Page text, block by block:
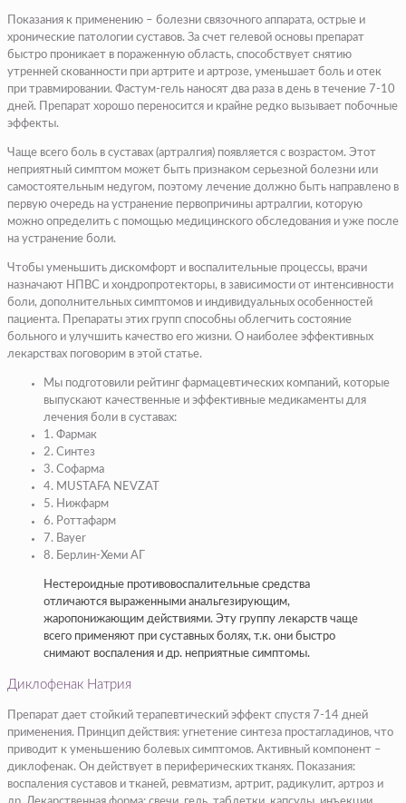
Показания к применению – болезни связочного аппарата, острые и
хронические патологии суставов. За счет гелевой основы препарат
быстро проникает в пораженную область, способствует снятию
утренней скованности при артрите и артрозе, уменьшает боль и отек
при травмировании. Фастум-гель наносят два раза в день в течение 7-10
дней. Препарат хорошо переносится и крайне редко вызывает побочные
эффекты.
Чаще всего боль в суставах (артралгия) появляется с возрастом. Этот
неприятный симптом может быть признаком серьезной болезни или
самостоятельным недугом, поэтому лечение должно быть направлено в
первую очередь на устранение первопричины артралгии, которую
можно определить с помощью медицинского обследования и уже после
на устранение боли.
Чтобы уменьшить дискомфорт и воспалительные процессы, врачи
назначают НПВС и хондропротекторы, в зависимости от интенсивности
боли, дополнительных симптомов и индивидуальных особенностей
пациента. Препараты этих групп способны облегчить состояние
больного и улучшить качество его жизни. О наиболее эффективных
лекарствах поговорим в этой статье.
Мы подготовили рейтинг фармацевтических компаний, которые
выпускают качественные и эффективные медикаменты для
лечения боли в суставах:
1. Фармак
2. Синтез
3. Софарма
4. MUSTAFA NEVZAT
5. Нижфарм
6. Роттафарм
7. Bayer
8. Берлин-Хеми АГ
Нестероидные противовоспалительные средства
отличаются выраженными анальгезирующим,
жаропонижающим действиями. Эту группу лекарств чаще
всего применяют при суставных болях, т.к. они быстро
снимают воспаления и др. неприятные симптомы.
Диклофенак Натрия
Препарат дает стойкий терапевтический эффект спустя 7-14 дней
применения. Принцип действия: угнетение синтеза простагладинов, что
приводит к уменьшению болевых симптомов. Активный компонент –
диклофенак. Он действует в периферических тканях. Показания:
воспаления суставов и тканей, ревматизм, артрит, радикулит, артроз и